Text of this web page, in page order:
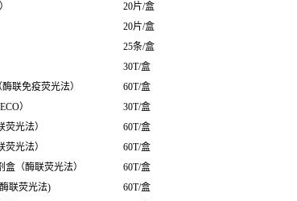
20片/盒
20片/盒
25条/盒
30T/盒
联免疫荧光法）
60T/盒
）
30T/盒
光法）
60T/盒
光法）
60T/盒
（酶联荧光法）
60T/盒
联荧光法)
60T/盒